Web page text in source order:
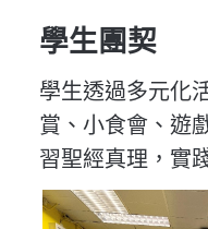
學生團契
學生透過多元化
賞、小食會、遊
習聖經真理，實